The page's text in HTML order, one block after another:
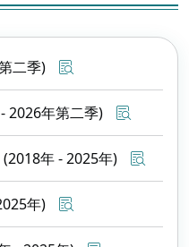
二季)
2026年第二季)
年 - 2025年)
年)